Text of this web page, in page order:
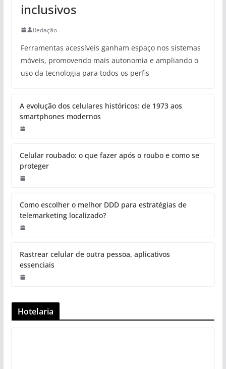
inclusivos
Redação
Ferramentas acessíveis ganham espaço nos sistemas
móveis, promovendo mais autonomia e ampliando o
uso da tecnologia para todos os perfis
A evolução dos celulares históricos: de 1973 aos
smartphones modernos
Celular roubado: o que fazer após o roubo e como se
proteger
Como escolher o melhor DDD para estratégias de
telemarketing localizado?
Rastrear celular de outra pessoa, aplicativos
essenciais
Hotelaria